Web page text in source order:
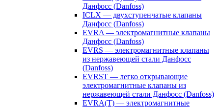
Данфосс (Danfoss)
ICLX — двухступенчатые клапаны
Данфосс (Danfoss)
EVRA — электромагнитные клапаны
Данфосс (Danfoss)
EVRS — электромагнитные клапаны
из нержавеющей стали Данфосс
(Danfoss)
EVRST — легко открывающие
электромагнитные клапаны из
нержавеющей стали Данфосс (Danfoss)
EVRA(T) — электромагнитные